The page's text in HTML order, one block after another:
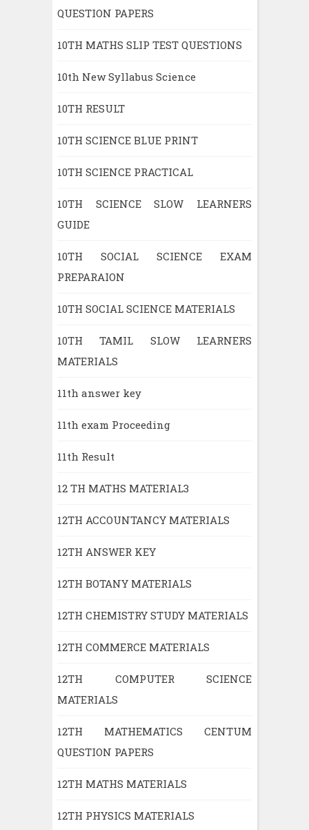
QUESTION PAPERS
10TH MATHS SLIP TEST QUESTIONS
10th New Syllabus Science
10TH RESULT
10TH SCIENCE BLUE PRINT
10TH SCIENCE PRACTICAL
10TH SCIENCE SLOW LEARNERS
GUIDE
10TH SOCIAL SCIENCE EXAM
PREPARAION
10TH SOCIAL SCIENCE MATERIALS
10TH TAMIL SLOW LEARNERS
MATERIALS
11th answer key
11th exam Proceeding
11th Result
12 TH MATHS MATERIAL3
12TH ACCOUNTANCY MATERIALS
12TH ANSWER KEY
12TH BOTANY MATERIALS
12TH CHEMISTRY STUDY MATERIALS
12TH COMMERCE MATERIALS
12TH COMPUTER SCIENCE
MATERIALS
12TH MATHEMATICS CENTUM
QUESTION PAPERS
12TH MATHS MATERIALS
12TH PHYSICS MATERIALS